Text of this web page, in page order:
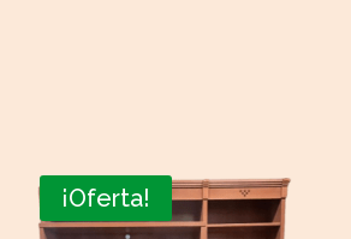
¡Oferta!